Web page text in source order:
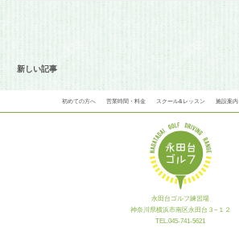
新しい記事
初めての方へ 営業時間・料金 スクール&レッスン 施設案内
永田台ゴルフ練習場
神奈川県横浜市南区永田台３−１２
TEL.045-741-5621